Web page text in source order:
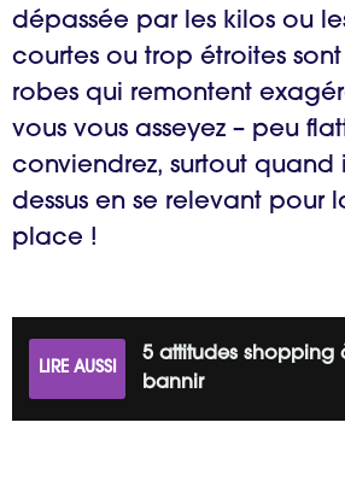
dépassée par les kilos ou
courtes ou trop étroites
robes qui remontent
vous vous asseyez – peu
conviendrez, surtout quand
dessus en se relevant pour
place !
LIRE AUSSI
5 attitudes shopping
bannir